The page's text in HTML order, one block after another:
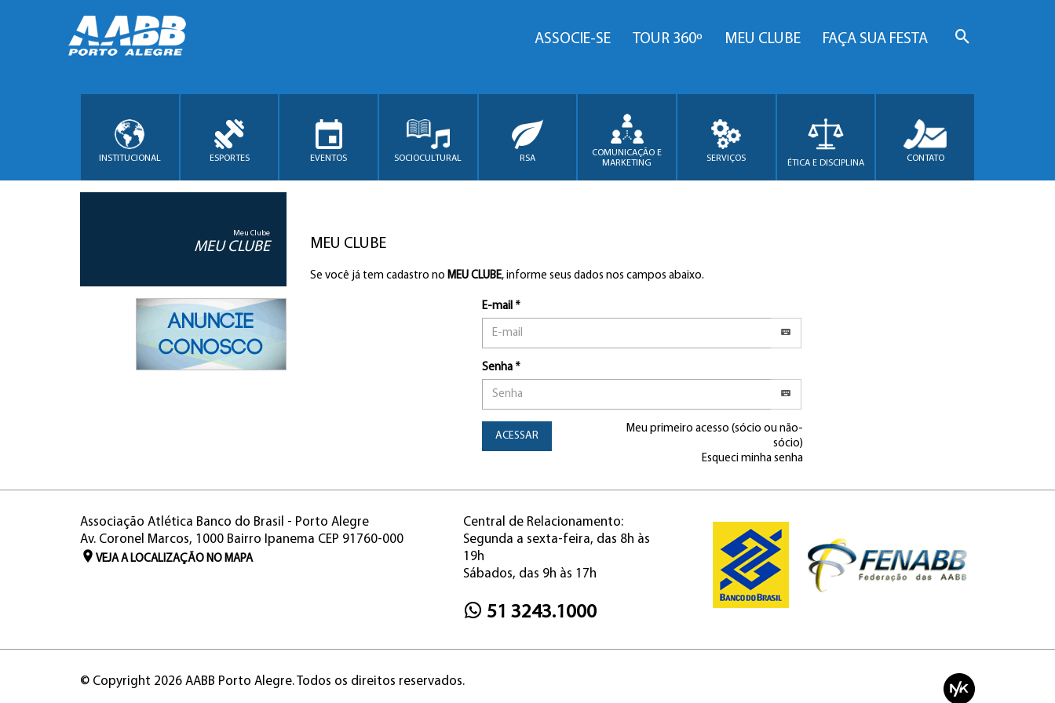
ASSOCIE-SE TOUR 360º MEU CLUBE FAÇA SUA FESTA
INSTITUCIONAL ESPORTES EVENTOS SOCIOCULTURAL RSA
COMUNICAÇÃO E
MARKETING
SERVIÇOS ÉTICA E DISCIPLINA CONTATO
Meu Clube
MEU CLUBE MEU CLUBE
Se você já tem cadastro no MEU CLUBE, informe seus dados nos campos abaixo.
E-mail *
Senha *
ACESSAR
Meu primeiro acesso (sócio ou não-
sócio)
Esqueci minha senha
Associação Atlética Banco do Brasil - Porto Alegre
Av. Coronel Marcos, 1000 Bairro Ipanema CEP 91760-000
VEJA A LOCALIZAÇÃO NO MAPA
Central de Relacionamento:
Segunda a sexta-feira, das 8h às
19h
Sábados, das 9h às 17h
51 3243.1000
© Copyright 2026 AABB Porto Alegre. Todos os direitos reservados.